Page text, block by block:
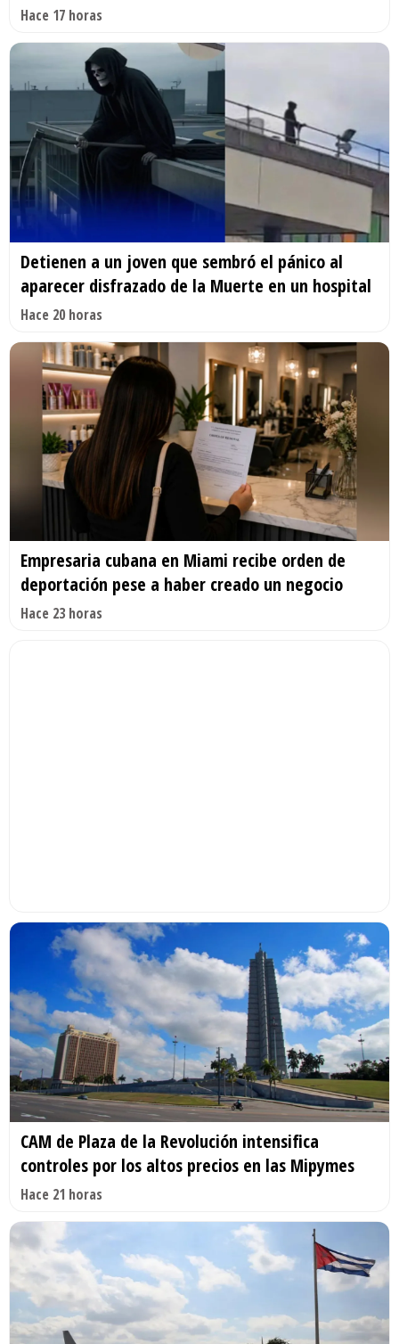
Hace 17 horas
Detienen a un joven que sembró el pánico al
aparecer disfrazado de la Muerte en un hospital
Hace 20 horas
Empresaria cubana en Miami recibe orden de
deportación pese a haber creado un negocio
Hace 23 horas
CAM de Plaza de la Revolución intensifica
controles por los altos precios en las Mipymes
Hace 21 horas